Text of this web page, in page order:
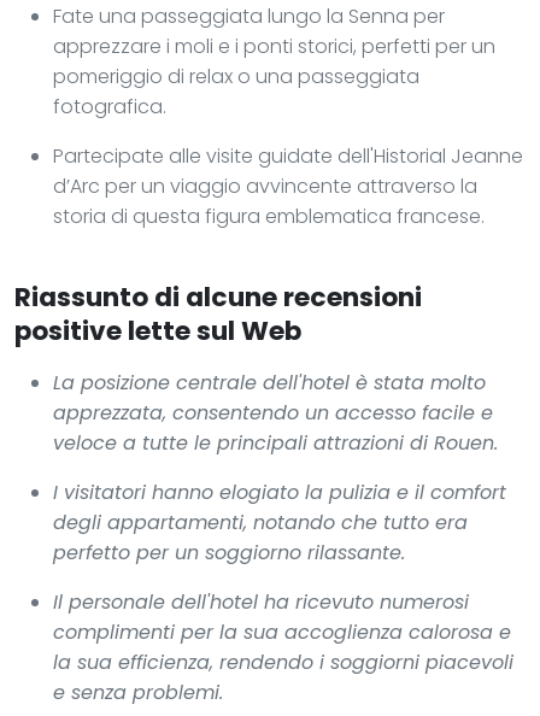
Fate una passeggiata lungo la Senna per
apprezzare i moli e i ponti storici, perfetti per un
pomeriggio di relax o una passeggiata
fotografica.
Partecipate alle visite guidate dell'Historial Jeanne
d’Arc per un viaggio avvincente attraverso la
storia di questa figura emblematica francese.
Riassunto di alcune recensioni
positive lette sul Web
La posizione centrale dell'hotel è stata molto
apprezzata, consentendo un accesso facile e
veloce a tutte le principali attrazioni di Rouen.
I visitatori hanno elogiato la pulizia e il comfort
degli appartamenti, notando che tutto era
perfetto per un soggiorno rilassante.
Il personale dell'hotel ha ricevuto numerosi
complimenti per la sua accoglienza calorosa e
la sua efficienza, rendendo i soggiorni piacevoli
e senza problemi.